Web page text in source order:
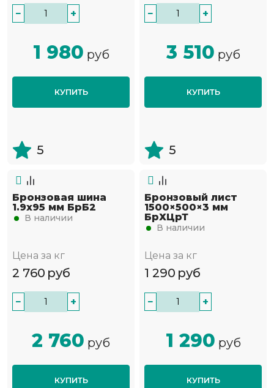
− +
1 980 руб
КУПИТЬ
5
− +
3 510 руб
КУПИТЬ
5
Бронзовая шина
1.9х95 мм БрБ2
В наличии
Цена за кг
2 760 руб
− +
2 760 руб
КУПИТЬ
Бронзовый лист
1500×500×3 мм
БрХЦрТ
В наличии
Цена за кг
1 290 руб
− +
1 290 руб
КУПИТЬ